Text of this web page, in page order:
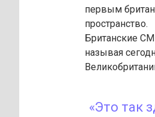
первым
пространство.
Британские
называя
«Это так